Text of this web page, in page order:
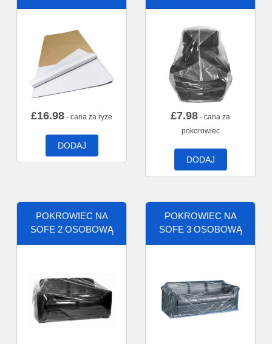
£16.98 - cana za ryze
DODAJ
£7.98 - cana za
pokorowiec
DODAJ
POKROWIEC NA
SOFE 2 OSOBOWĄ
POKROWIEC NA
SOFE 3 OSOBOWĄ